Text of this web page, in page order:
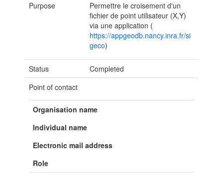
Purpose
Permettre le croisement d'un
fichier de point utilisateur (X,Y)
via une application (
https://appgeodb.nancy.inra.fr/si
geco)
Status
Completed
Point of contact
Organisation name
Individual name
Electronic mail address
Role